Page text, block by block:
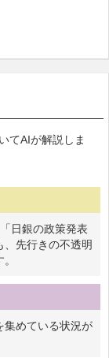
てAIが解説しま
日銀の政策発表
先行きの不透明
集めている状況が